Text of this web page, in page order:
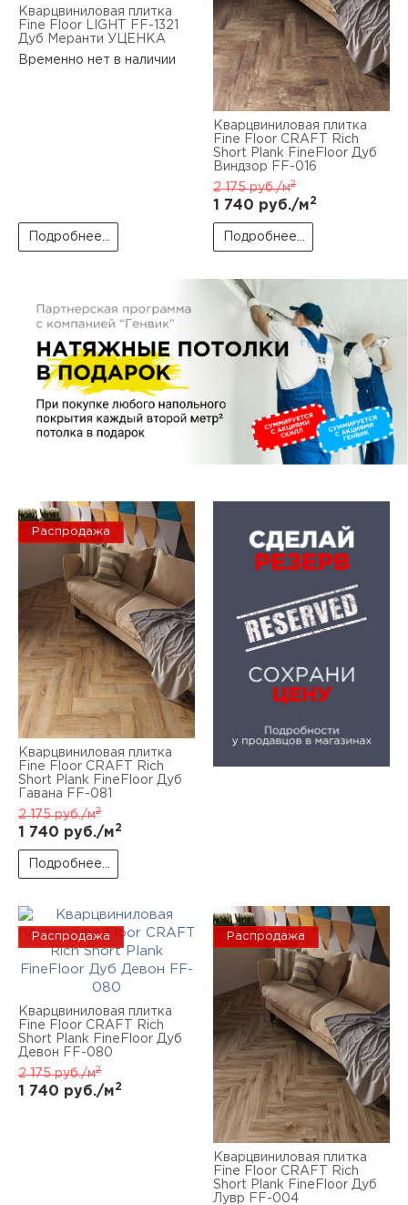
Кварцвиниловая плитка
Fine Floor LIGHT FF-1321
Дуб Меранти УЦЕНКА
Временно нет в наличии
Подробнее...
Кварцвиниловая плитка
Fine Floor CRAFT Rich
Short Plank FineFloor Дуб
Виндзор FF-016
2 175руб./м2
1 740 руб./м2
Подробнее...
Распродажа
Кварцвиниловая плитка
Fine Floor CRAFT Rich
Short Plank FineFloor Дуб
Гавана FF-081
2 175руб./м2
1 740 руб./м2
Подробнее...
Распродажа
Кварцвиниловая плитка
Fine Floor CRAFT Rich
Short Plank FineFloor Дуб
Девон FF-080
2 175руб./м2
1 740 руб./м2
Распродажа
Кварцвиниловая плитка
Fine Floor CRAFT Rich
Short Plank FineFloor Дуб
Лувр FF-004